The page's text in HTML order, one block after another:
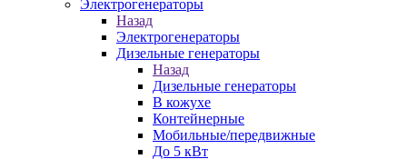
Электрогенераторы
Назад
Электрогенераторы
Дизельные генераторы
Назад
Дизельные генераторы
В кожухе
Контейнерные
Мобильные/передвижные
До 5 кВт